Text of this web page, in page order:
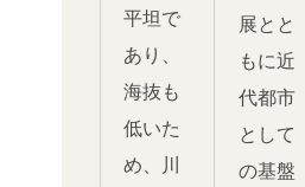
平坦で
あり、
海抜も
低いた
め、川
展とと
もに近
代都市
として
の基盤